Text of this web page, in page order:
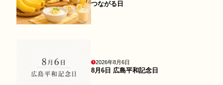
つながる日
2026年8月6日
8月6日 広島平和記念日